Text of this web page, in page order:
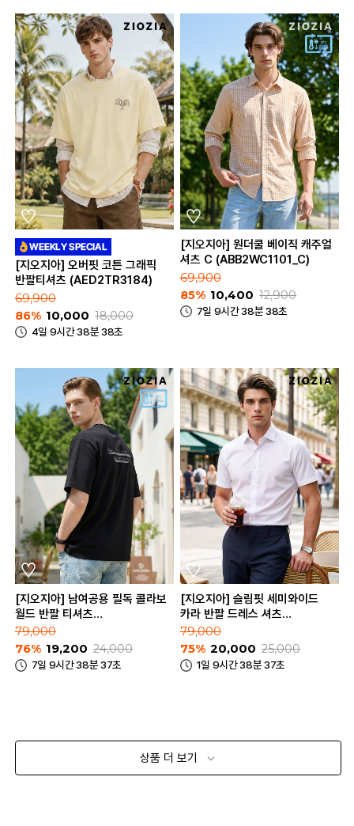
[지오지아] 오버핏 코튼 그래픽
반팔티셔츠 (AED2TR3184)
69,900
86% 10,000 18,000
4일 9시간 38분 38초
[지오지아] 원더쿨 베이직 캐주얼
셔츠 C (ABB2WC1101_C)
69,900
85% 10,400 12,900
7일 9시간 38분 38초
[지오지아] 남여공용 필독 콜라보
월드 반팔 티셔츠
(ABE2TR3184)
79,000
76% 19,200 24,000
7일 9시간 38분 37초
[지오지아] 슬림핏 세미와이드
카라 반팔 드레스 셔츠
(AEE5WD1201_A)
79,000
75% 20,000 25,000
1일 9시간 38분 37초
상품 더 보기